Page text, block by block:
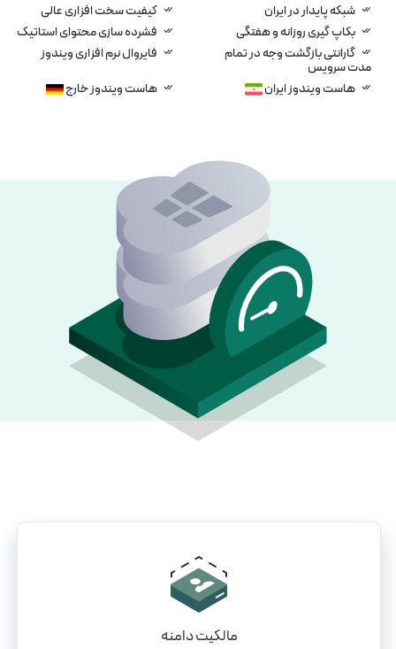
شبکه پایدار در ایران
کیفیت سخت افزاری عالی
بکاپ گیری روزانه و هفتگی
فشرده سازی محتوای استاتیک
گارانتی بازگشت وجه در تمام
مدت سرویس
فایروال نرم افزاری ویندوز
هاست ویندوز ایران
هاست ویندوز خارج
مالکیت دامنه